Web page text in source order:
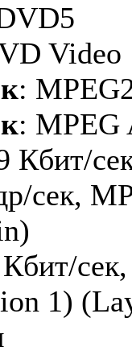
Video
:
: MPEG
Кбит/
сек,
1)